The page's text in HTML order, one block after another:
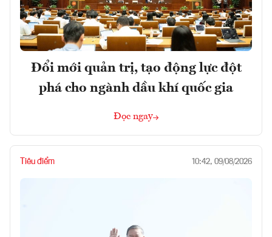
Đổi mới quản trị, tạo động lực đột
phá cho ngành dầu khí quốc gia
Đọc ngay
Tiêu điểm 10:42, 09/08/2026